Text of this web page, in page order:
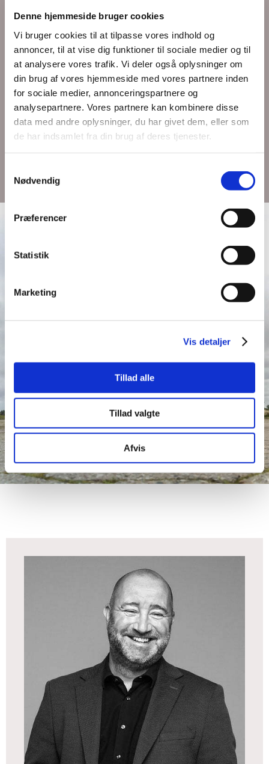
Denne hjemmeside bruger cookies
Vi bruger cookies til at tilpasse vores indhold og
annoncer, til at vise dig funktioner til sociale medier og til
at analysere vores trafik. Vi deler også oplysninger om
din brug af vores hjemmeside med vores partnere inden
for sociale medier, annonceringspartnere og
analysepartnere. Vores partnere kan kombinere disse
data med andre oplysninger, du har givet dem, eller som
de har indsamlet fra din brug af deres tjenester.
Nødvendig
Præferencer
Statistik
Marketing
Vis detaljer
Tillad alle
Tillad valgte
Afvis
dig på hele rejsen fra kreativt udtryk til
foliedekoration eller en totalindpakning af dit
køretøj.
Så skal din varebil udnyttes som rullende
reklamesøjle, kan vi også hjælpe med det. Vi
laver bådebilreklamer, lastbilreklamer,
vognparkerogfolie til bil .